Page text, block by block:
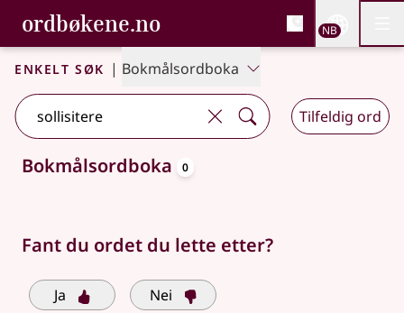
Gå til hovedinnhold
Tilgjengelighet
ordbøkene.no, Bokmålsordboka og
Bokmålsordboka og Nynorskordboka
NB
Enkelt søk | Bokmålsordboka
Tilfeldig ord
Søkeforslag tilgjengelige
Bokmålsordboka 0
Fant du ordet du lette etter?
Ja Nei